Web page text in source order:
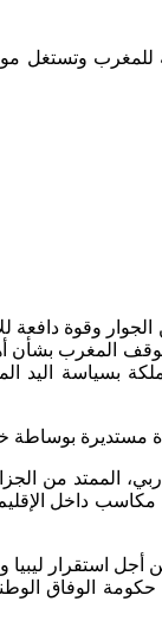
وتستغل
الجوار وقوة
المغرب بشأن
بسياسة اليد
الممتد من
مكاسب داخل
استقرار ليبيا
منظمة الأمم المتحدة بمدينة الصخيرات في